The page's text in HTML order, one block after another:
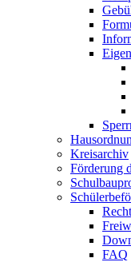
Kreisarchiv
Förderung
FAQ